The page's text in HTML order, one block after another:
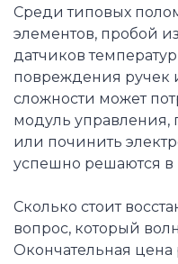
Среди типовых
элементов, пробой
датчиков
повреждения ручек
сложности может
модуль управления,
или починить
успешно решаются в
Сколько стоит
вопрос, который
Окончательная цена